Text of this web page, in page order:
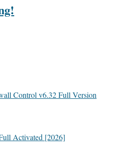
Control v6.32 Full Version
Activated [2026]